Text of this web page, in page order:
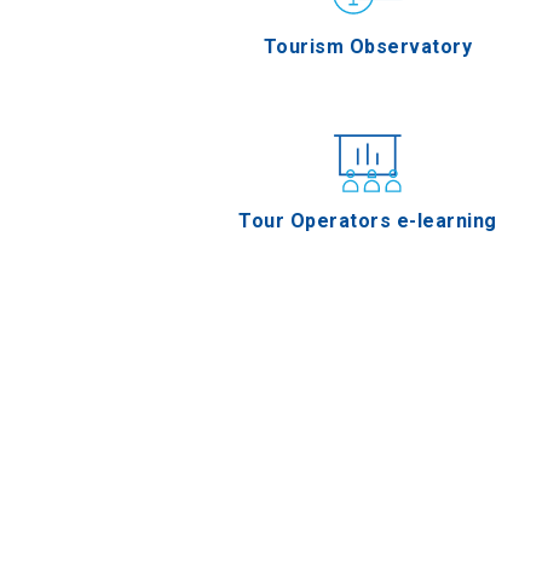
Tourism Observatory
Tour Operators e-learning